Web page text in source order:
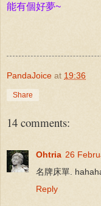
能有個好夢~
PandaJoice at 19:36
Share
14 comments:
Ohtria 26
名牌床單.
Reply